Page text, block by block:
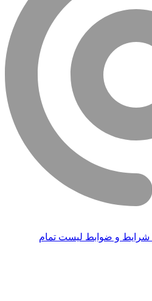
و ضوابطلیست تمام